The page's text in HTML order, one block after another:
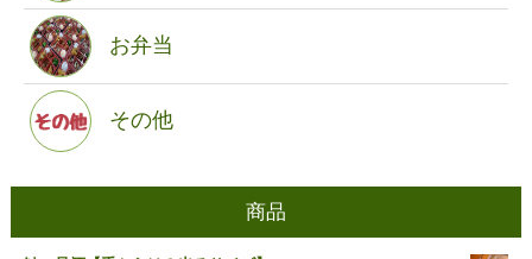
お弁当
その他
商品